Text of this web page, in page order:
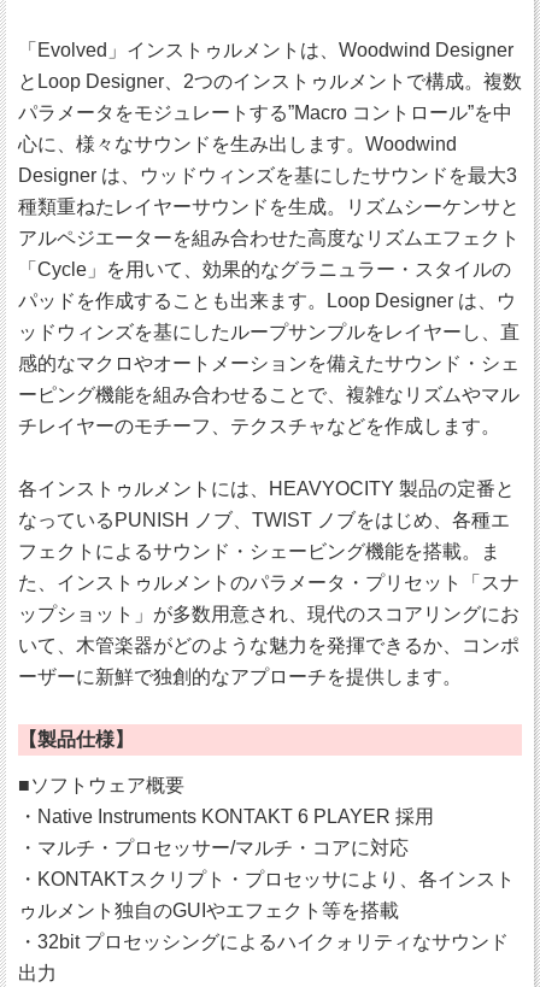
「Evolved」インストゥルメントは、Woodwind Designer
とLoop Designer、2つのインストゥルメントで構成。複数
パラメータをモジュレートする”Macro コントロール”を中
心に、様々なサウンドを生み出します。Woodwind
Designer は、ウッドウィンズを基にしたサウンドを最大3
種類重ねたレイヤーサウンドを生成。リズムシーケンサと
アルペジエーターを組み合わせた高度なリズムエフェクト
「Cycle」を用いて、効果的なグラニュラー・スタイルの
パッドを作成することも出来ます。Loop Designer は、ウ
ッドウィンズを基にしたループサンプルをレイヤーし、直
感的なマクロやオートメーションを備えたサウンド・シェ
ーピング機能を組み合わせることで、複雑なリズムやマル
チレイヤーのモチーフ、テクスチャなどを作成します。
各インストゥルメントには、HEAVYOCITY 製品の定番と
なっているPUNISH ノブ、TWIST ノブをはじめ、各種エ
フェクトによるサウンド・シェービング機能を搭載。ま
た、インストゥルメントのパラメータ・プリセット「スナ
ップショット」が多数用意され、現代のスコアリングにお
いて、木管楽器がどのような魅力を発揮できるか、コンポ
ーザーに新鮮で独創的なアプローチを提供します。
【製品仕様】
■ソフトウェア概要
・Native Instruments KONTAKT 6 PLAYER 採用
・マルチ・プロセッサー/マルチ・コアに対応
・KONTAKTスクリプト・プロセッサにより、各インスト
ゥルメント独自のGUIやエフェクト等を搭載
・32bit プロセッシングによるハイクォリティなサウンド
出力